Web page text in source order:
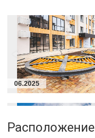
06.2025
Расположение